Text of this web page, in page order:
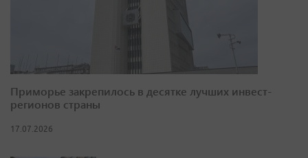
Приморье закрепилось в десятке лучших инвест-
регионов страны
17.07.2026